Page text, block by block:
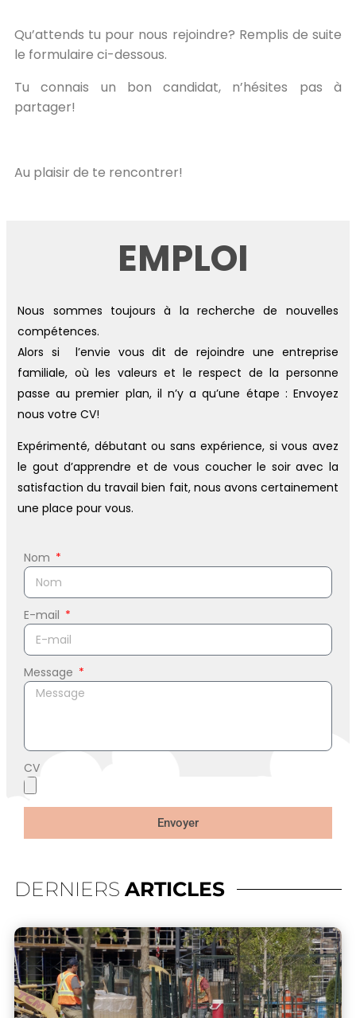
Qu’attends tu pour nous rejoindre? Remplis de suite
le formulaire ci-dessous.
Tu connais un bon candidat, n’hésites pas à
partager!
Au plaisir de te rencontrer!
EMPLOI
Nous sommes toujours à la recherche de nouvelles
compétences.
Alors si l’envie vous dit de rejoindre une entreprise
familiale, où les valeurs et le respect de la personne
passe au premier plan, il n’y a qu’une étape : Envoyez
nous votre CV!
Expérimenté, débutant ou sans expérience, si vous avez
le gout d’apprendre et de vous coucher le soir avec la
satisfaction du travail bien fait, nous avons certainement
une place pour vous.
Nom
E-mail
Message
CV
Envoyer
DERNIERS ARTICLES